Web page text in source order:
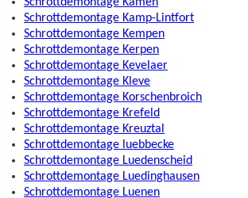
Schrottdemontage Kamp-Lintfort
Schrottdemontage Kempen
Schrottdemontage Kerpen
Schrottdemontage Kevelaer
Schrottdemontage Kleve
Schrottdemontage Korschenbroich
Schrottdemontage Krefeld
Schrottdemontage Kreuztal
Schrottdemontage luebbecke
Schrottdemontage Luedenscheid
Schrottdemontage Luedinghausen
Schrottdemontage Luenen